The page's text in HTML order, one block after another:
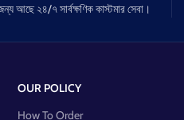
আছে ২৪/৭ সার্বক্ষণিক কাস্টমার সেবা।
OUR POLICY
How To Order